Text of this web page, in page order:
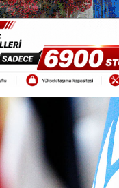
Cumhurbaşkanı Erhürman